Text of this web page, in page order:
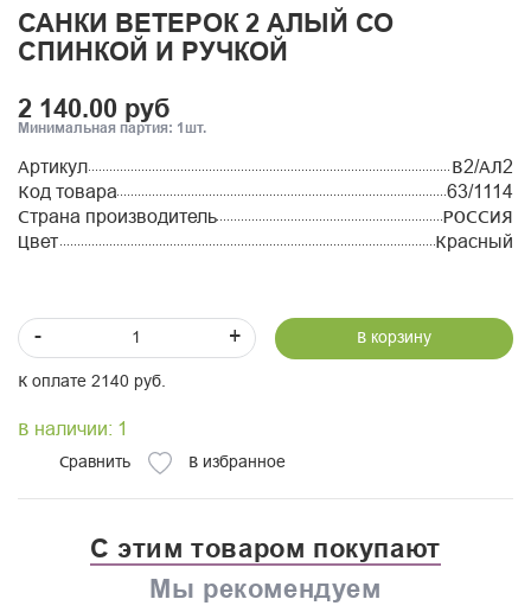
САНКИ ВЕТЕРОК 2 АЛЫЙ СО
СПИНКОЙ И РУЧКОЙ
2 140.00 руб
Минимальная партия: 1шт.
Артикул
В2/АЛ2
Код товара
63/1114
Страна производитель
РОССИЯ
Цвет
Красный
- + В корзину
К оплате 2140 руб.
В наличии: 1
Сравнить В избранное
С этим товаром покупают
Мы рекомендуем